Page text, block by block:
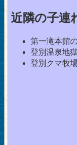
近隣の子連
第一滝本館
登別温泉地
登別クマ牧